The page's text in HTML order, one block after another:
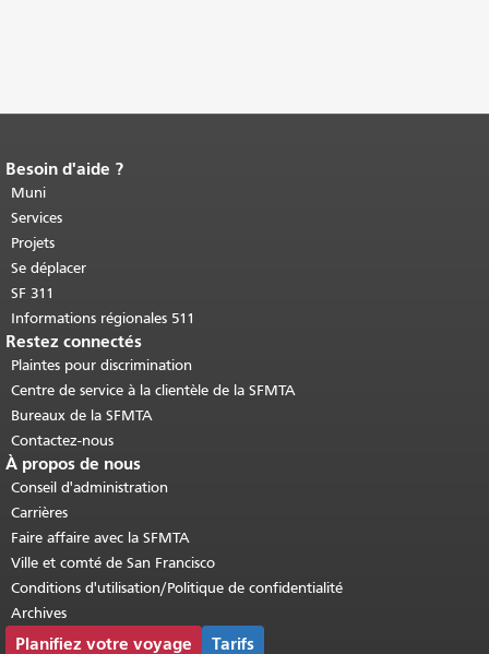
Fin du contenu de la page.
cette page se répète sur chaque page.
Retour au haut du contenu principal
Besoin d'aide ?
Muni
Services
Projets
Se déplacer
SF 311
Informations régionales 511
Restez connectés
Plaintes pour discrimination
Centre de service à la clientèle de la SFMTA
Bureaux de la SFMTA
Contactez-nous
À propos de nous
Conseil d'administration
Carrières
Faire affaire avec la SFMTA
Ville et comté de San Francisco
Conditions d'utilisation/Politique de confidentialité
Archives
Planifiez votre voyage Tarifs